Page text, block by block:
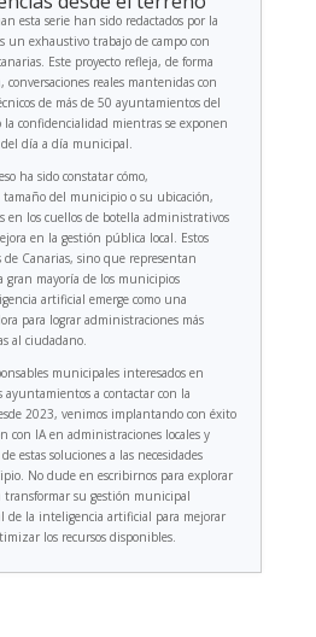
esta serie han sido redactados por la
un exhaustivo trabajo de campo con
Este proyecto refleja, de forma
reales mantenidas con
de más de 50 ayuntamientos del
la confidencialidad mientras se exponen
día a día municipal.
ha sido constatar cómo,
del municipio o su ubicación,
en los cuellos de botella administrativos
en la gestión pública local. Estos
de Canarias, sino que representan
gran mayoría de los municipios
artificial emerge como una
para lograr administraciones más
al ciudadano.
municipales interesados en
ayuntamientos a contactar con la
2023, venimos implantando con éxito
con IA en administraciones locales y
estas soluciones a las necesidades
No dude en escribirnos para explorar
transformar su gestión municipal
de la inteligencia artificial para mejorar
los recursos disponibles.